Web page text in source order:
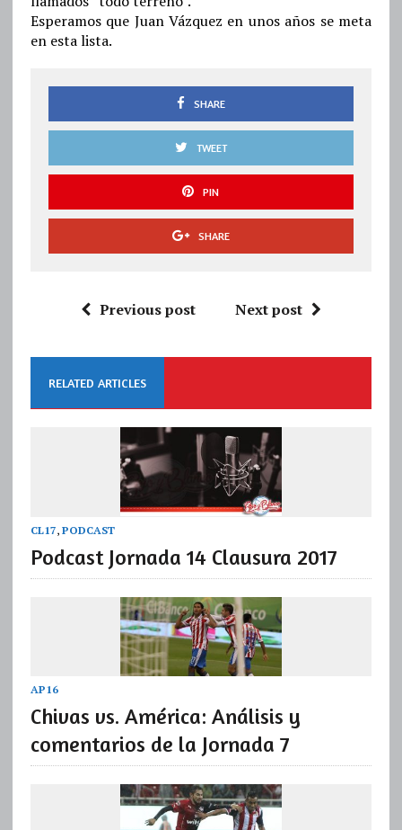
Esperamos que Juan Vázquez en unos años se meta
en esta lista.
SHARE
TWEET
PIN
SHARE
Previous post Next post
RELATED ARTICLES
CL17, PODCAST
Podcast Jornada 14 Clausura 2017
AP16
Chivas vs. América: Análisis y
comentarios de la Jornada 7